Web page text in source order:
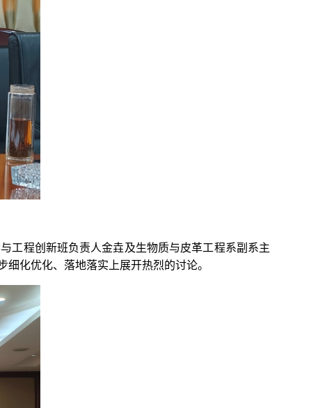
工程创新班负责人金垚及生物质与皮革工程系副系主
化优化、落地落实上展开热烈的讨论。